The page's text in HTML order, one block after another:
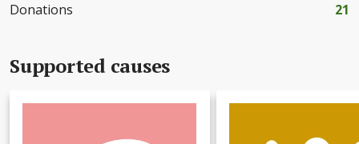
Donations
21
Supported causes